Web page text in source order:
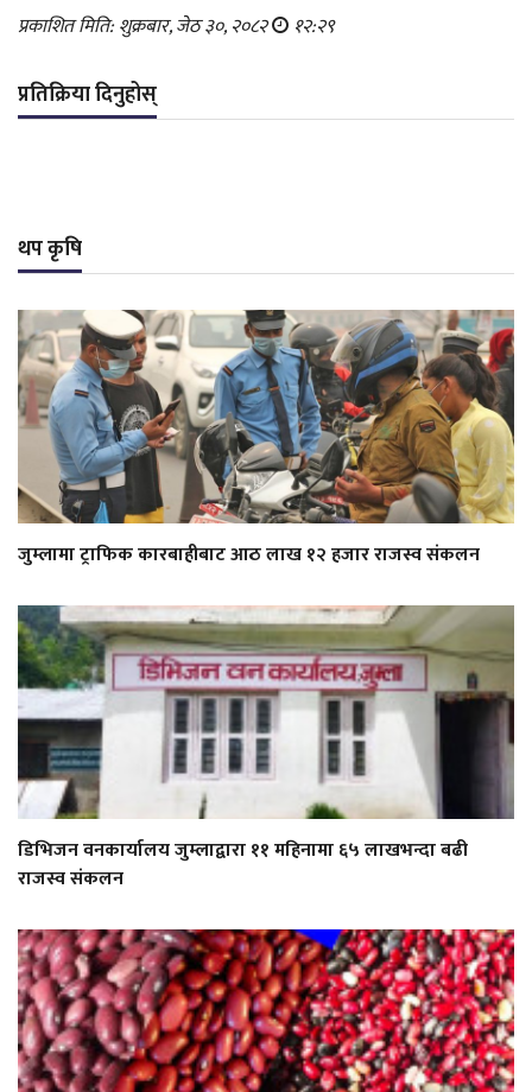
प्रकाशित मिति: शुक्रबार, जेठ ३०, २०८२ १२:२९
प्रतिक्रिया दिनुहोस्
थप कृषि
जुम्लामा ट्राफिक कारबाहीबाट आठ लाख १२ हजार राजस्व संकलन
डिभिजन वनकार्यालय जुम्लाद्वारा ११ महिनामा ६५ लाखभन्दा बढी
राजस्व संकलन